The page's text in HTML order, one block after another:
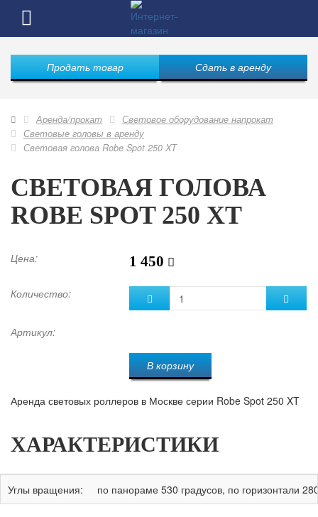
Продать товар Сдать в аренду
Аренда/прокат
Световое оборудование напрокат
Световые головы в аренду
Световая голова Robe Spot 250 XT
СВЕТОВАЯ ГОЛОВА
ROBE SPOT 250 XT
Цена: 1 450
Количество:
Артикул:
В корзину
Аренда световых роллеров в Москве серии Robe Spot 250 XT
ХАРАКТЕРИСТИКИ
Углы вращения: по панораме 530 градусов, по горизонтали